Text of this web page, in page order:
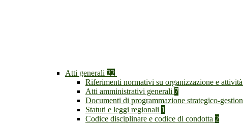
Atti generali 22
Riferimenti normativi su organizzazione e attività
Atti amministrativi generali 7
Documenti di programmazione strategico-
Statuti e leggi regionali 1
Codice disciplinare e codice di condotta 2